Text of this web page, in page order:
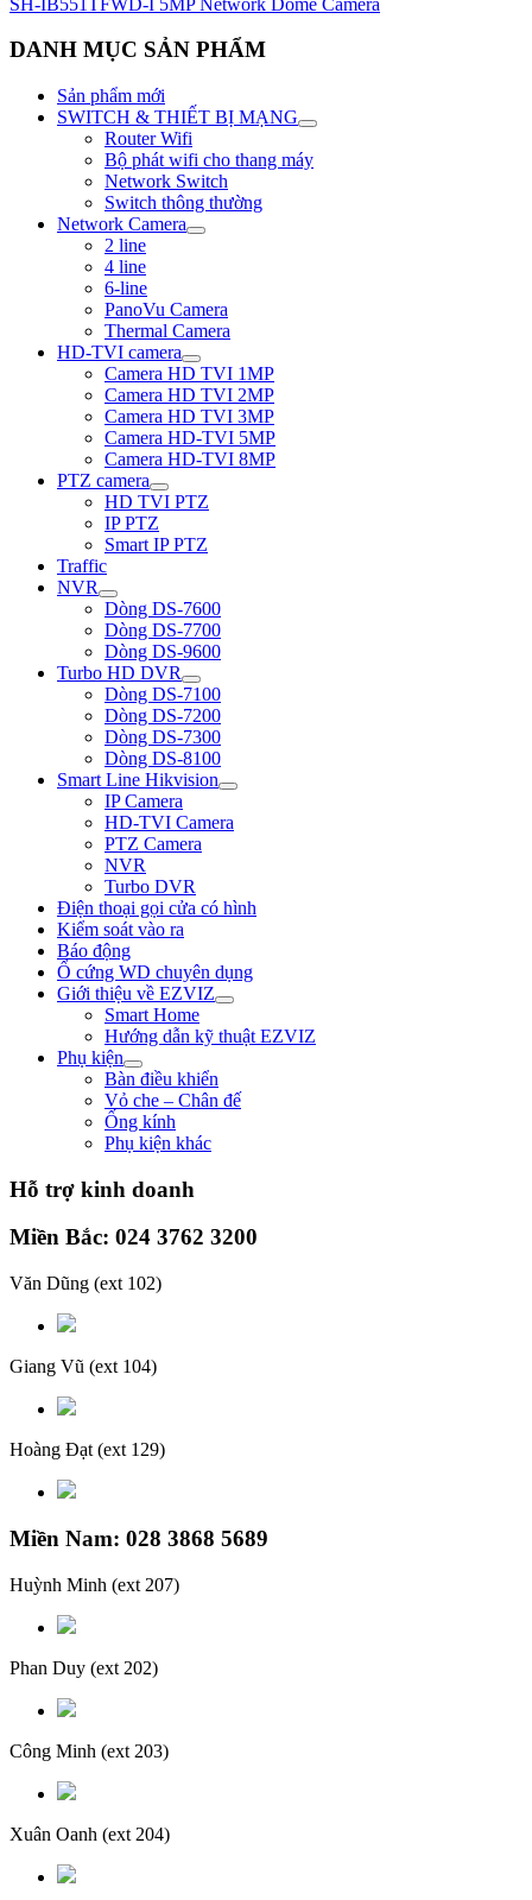
DANH MỤC SẢN PHẨM
Sản phẩm mới
SWITCH & THIẾT BỊ MẠNG
Router Wifi
Bộ phát wifi cho thang máy
Network Switch
Switch thông thường
Network Camera
2 line
4 line
6-line
PanoVu Camera
Thermal Camera
HD-TVI camera
Camera HD TVI 1MP
Camera HD TVI 2MP
Camera HD TVI 3MP
Camera HD-TVI 5MP
Camera HD-TVI 8MP
PTZ camera
HD TVI PTZ
IP PTZ
Smart IP PTZ
Traffic
NVR
Dòng DS-7600
Dòng DS-7700
Dòng DS-9600
Turbo HD DVR
Dòng DS-7100
Dòng DS-7200
Dòng DS-7300
Dòng DS-8100
Smart Line Hikvision
IP Camera
HD-TVI Camera
PTZ Camera
NVR
Turbo DVR
Điện thoại gọi cửa có hình
Kiểm soát vào ra
Báo động
Ổ cứng WD chuyên dụng
Giới thiệu về EZVIZ
Smart Home
Hướng dẫn kỹ thuật EZVIZ
Phụ kiện
Bàn điều khiển
Vỏ che – Chân đế
Ống kính
Phụ kiện khác
Hỗ trợ kinh doanh
Miền Bắc: 024 3762 3200
Văn Dũng (ext 102)
Giang Vũ (ext 104)
Hoàng Đạt (ext 129)
Miền Nam: 028 3868 5689
Huỳnh Minh (ext 207)
Phan Duy (ext 202)
Công Minh (ext 203)
Xuân Oanh (ext 204)